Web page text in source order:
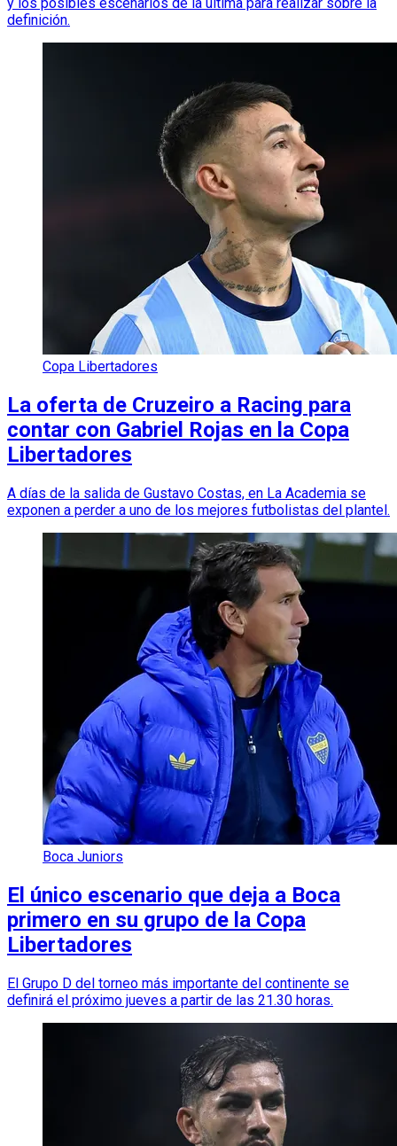
definición.
Copa Libertadores
La oferta de Cruzeiro a Racing para
contar con Gabriel Rojas en la Copa
Libertadores
A días de la salida de Gustavo Costas, en La Academia se
exponen a perder a uno de los mejores futbolistas del plantel.
Boca Juniors
El único escenario que deja a Boca
primero en su grupo de la Copa
Libertadores
El Grupo D del torneo más importante del continente se
definirá el próximo jueves a partir de las 21.30 horas.